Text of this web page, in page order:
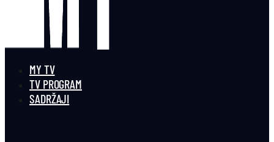
MY TV
TV PROGRAM
SADRŽAJI